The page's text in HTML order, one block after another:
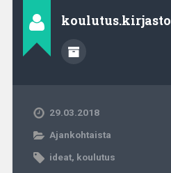
koulutus.kirjasto
29.03.2018
Ajankohtaista
ideat, koulutus